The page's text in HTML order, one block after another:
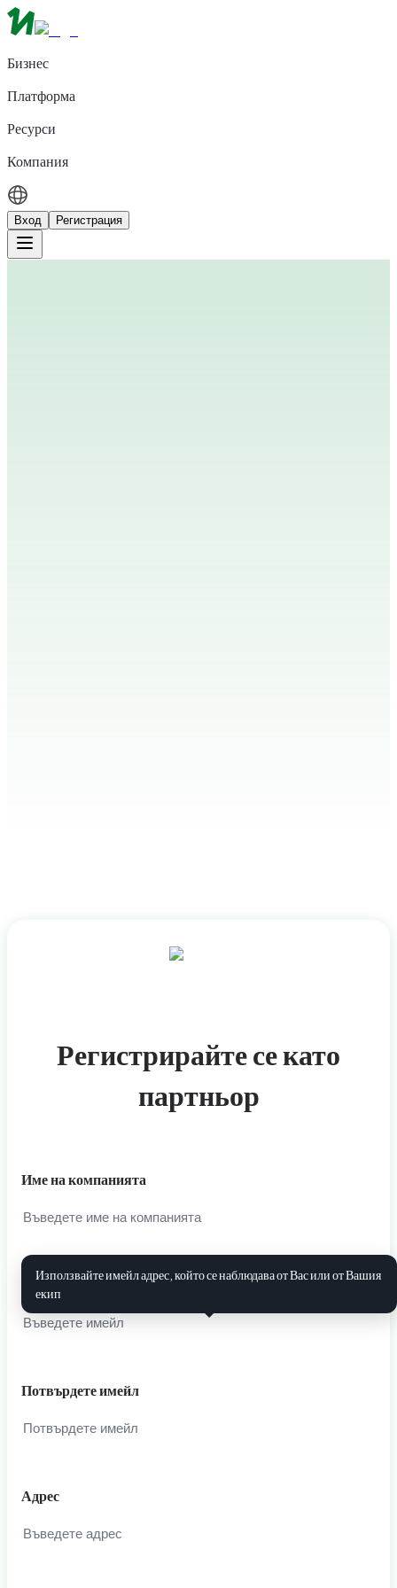
Бизнес
Платформа
Ресурси
Компания
Вход Регистрация
Регистрирайте се като
партньор
Име на компанията
Имейл
Използвайте имейл адрес, който се наблюдава от Вас или от Вашия
екип
Потвърдете имейл
Адрес